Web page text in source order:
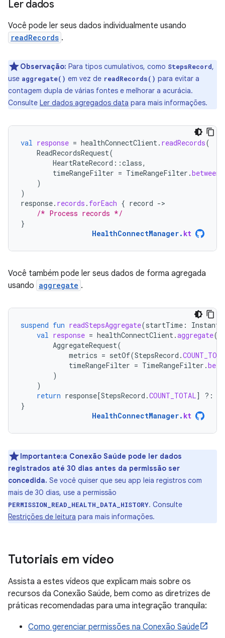
Ler dados
Você pode ler seus dados individualmente usando
readRecords .
Observação: Para tipos cumulativos, como StepsRecord,
use aggregate() em vez de readRecords() para evitar a
contagem dupla de várias fontes e melhorar a acurácia.
Consulte Ler dados agregados data para mais informações.
val response = healthConnectClient. readRecords(
ReadRecordsRequest(
HeartRateRecord ::class,
timeRangeFilter = TimeRangeFilter .between
)
)
response. records . forEach { record -
/* Process records */
}
HealthConnectManager. kt
Você também pode ler seus dados de forma agregada
usando aggregate .
suspend fun readStepsAggregate(startTime : Instant
val response = healthConnectClient.aggregate(
AggregateRequest(
metrics = setOf(StepsRecord .
timeRangeFilter = TimeRangeFilter .
)
)
return response[StepsRecord .COUNT_TOTAL] ?:
}
HealthConnectManager. kt
Importante:a Conexão Saúde pode ler dados
registrados até 30 dias antes da permissão ser
concedida. Se você quiser que seu app leia registros com
mais de 30 dias, use a permissão
PERMISSION_READ_HEALTH_DATA_HISTORY. Consulte
Restrições de leitura para mais informações.
Tutoriais em vídeo
Assista a estes vídeos que explicam mais sobre os
recursos da Conexão Saúde, bem como as diretrizes de
práticas recomendadas para uma integração tranquila:
Como gerenciar permissões na Conexão Saúde